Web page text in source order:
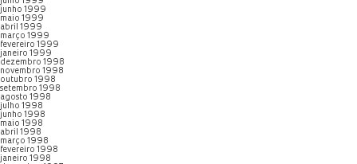
junho 1999
maio 1999
abril 1999
março 1999
fevereiro 1999
janeiro 1999
dezembro 1998
novembro 1998
outubro 1998
setembro 1998
agosto 1998
julho 1998
junho 1998
maio 1998
abril 1998
março 1998
fevereiro 1998
janeiro 1998